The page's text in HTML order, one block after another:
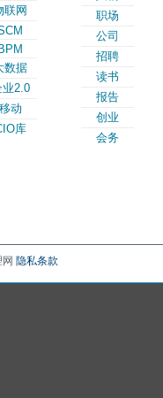
联网
BPM
数据
业2.0
移动
库
职场
公司
招聘
读书
报告
创业
会务
隐私条款